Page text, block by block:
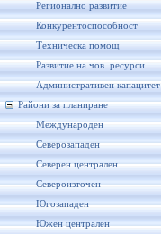
Регионално развитие
Конкурентоспособност
Техническа помощ
Развитие на чов. ресурси
Административен капацитет
Райони за планиране
Международен
Северозападен
Северен централен
Североизточен
Югозападен
Южен централен